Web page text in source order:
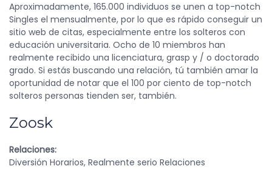
Aproximadamente, 165.000 individuos se unen a top-notch
Singles el mensualmente, por lo que es rápido conseguir un
sitio web de citas, especialmente entre los solteros con
educación universitaria. Ocho de 10 miembros han
realmente recibido una licenciatura, grasp y / o doctorado
grado. Si estás buscando una relación, tú también amar la
oportunidad de notar que el 100 por ciento de top-notch
solteros personas tienden ser, también.
Zoosk
Relaciones:
Diversión Horarios, Realmente serio Relaciones